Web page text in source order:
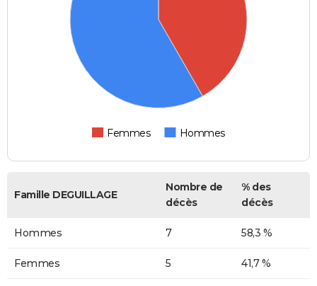
Femmes Hommes
Famille DEGUILLAGE
Nombre de
décès
% des
décès
Hommes 7 58,3 %
Femmes 5 41,7 %